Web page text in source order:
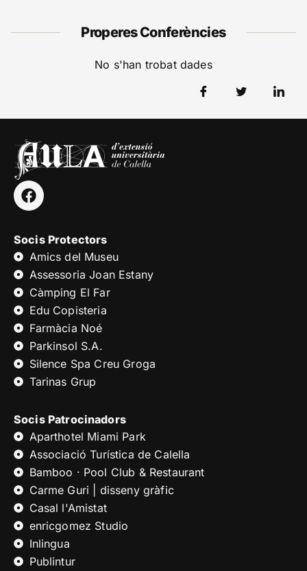
Properes Conferències
No s'han trobat dades
Socis Protectors
Amics del Museu
Assessoria Joan Estany
Càmping El Far
Edu Copisteria
Farmàcia Noé
Parkinsol S.A.
Silence Spa Creu Groga
Tarinas Grup
Socis Patrocinadors
Aparthotel Miami Park
Associació Turística de Calella
Bamboo · Pool Club & Restaurant
Carme Guri | disseny gràfic
Casal l'Amistat
enricgomez Studio
Inlingua
Publintur